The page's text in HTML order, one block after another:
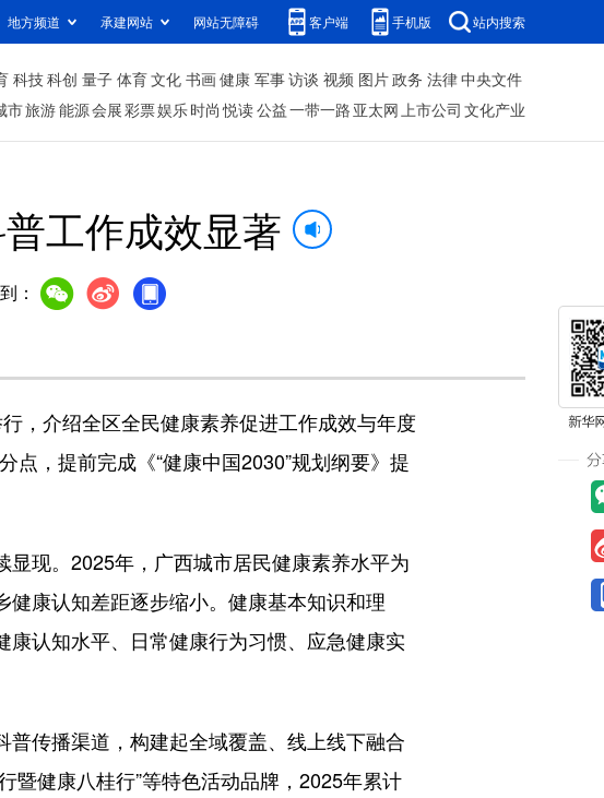
地方频道 承建网站 网站无障碍 客户端 手机版 站内搜索
科技科创 量子 体育文化 书画健康 军事访谈 视频 图片政务 法律中央文件
市旅游能源会展彩票娱乐时尚 悦读公益一带一路 亚太网上市公司 文化产业
工作成效显著
：
，介绍全区全民健康素养促进工作成效与年度
，提前完成《“健康中国2030”规划纲要》提
现。2025年，广西城市居民健康素养水平为
康认知差距逐步缩小。健康基本知识和理
认知水平、日常健康行为习惯、应急健康实
传播渠道，构建起全域覆盖、线上线下融合
暨健康八桂行”等特色活动品牌，2025年累计